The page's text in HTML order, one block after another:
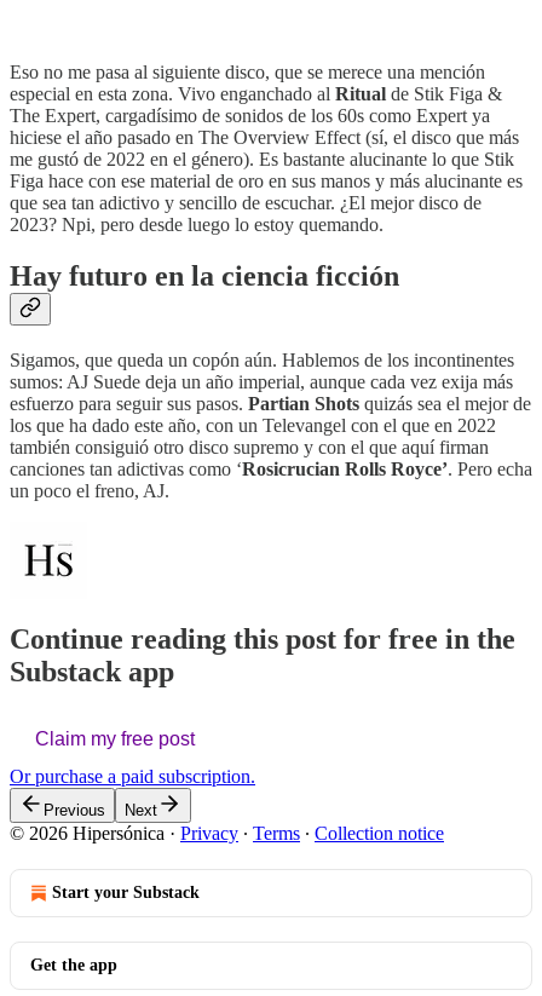
Eso no me pasa al siguiente disco, que se merece una mención
especial en esta zona. Vivo enganchado al Ritual de Stik Figa &
The Expert, cargadísimo de sonidos de los 60s como Expert ya
hiciese el año pasado en The Overview Effect (sí, el disco que más
me gustó de 2022 en el género). Es bastante alucinante lo que Stik
Figa hace con ese material de oro en sus manos y más alucinante es
que sea tan adictivo y sencillo de escuchar. ¿El mejor disco de
2023? Npi, pero desde luego lo estoy quemando.
Hay futuro en la ciencia ficción
Sigamos, que queda un copón aún. Hablemos de los incontinentes
sumos: AJ Suede deja un año imperial, aunque cada vez exija más
esfuerzo para seguir sus pasos. Partian Shots quizás sea el mejor de
los que ha dado este año, con un Televangel con el que en 2022
también consiguió otro disco supremo y con el que aquí firman
canciones tan adictivas como ‘Rosicrucian Rolls Royce’. Pero echa
un poco el freno, AJ.
Continue reading this post for free in the
Substack app
Claim my free post
Or purchase a paid subscription.
Previous Next
© 2026 Hipersónica · Privacy ∙ Terms ∙ Collection notice
Start your Substack
Get the app